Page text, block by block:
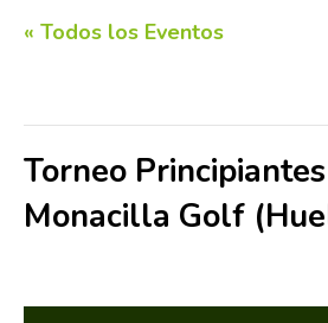
« Todos los Eventos
Torneo
Monacilla Golf